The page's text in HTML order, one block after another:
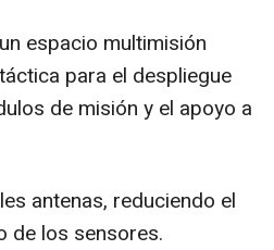
espacio multimisión
para el despliegue
de misión y el apoyo a
antenas, reduciendo el
de los sensores.